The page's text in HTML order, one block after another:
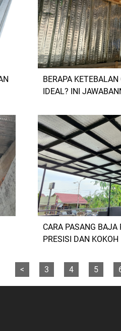
BERAPA
IDEAL? INI
CARA PASANG BAJA
PRESISI DAN KOKOH
< 3 4 5